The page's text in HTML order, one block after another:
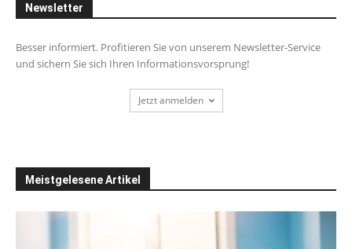
Newsletter
Besser informiert. Profitieren Sie von unserem Newsletter-Service
und sichern Sie sich Ihren Informationsvorsprung!
Jetzt anmelden
Meistgelesene Artikel